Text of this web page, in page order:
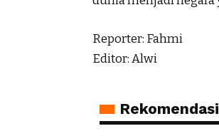
Reporter: Fahmi
Editor: Alwi
Rekomendasi